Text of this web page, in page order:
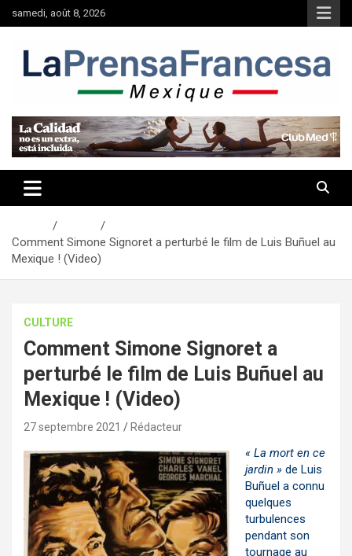
au
samedi, août 8, 2026
Comment Simone Signoret a perturbé le film de Luis Buñuel au
Mexique ! (Video)
CULTURE
Comment Simone Signoret a
perturbé le film de Luis Buñuel au
Mexique ! (Video)
27 septembre 2021 Rédacteur
« La mort en ce
jardin » de Luis
Buñuel a connu
quelques
turbulences
pendant son
tournage au